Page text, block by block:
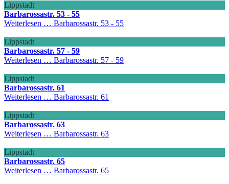
Lippstadt
Barbarossastr. 53 - 55
Weiterlesen … Barbarossastr. 53 - 55
Lippstadt
Barbarossastr. 57 - 59
Weiterlesen … Barbarossastr. 57 - 59
Lippstadt
Barbarossastr. 61
Weiterlesen … Barbarossastr. 61
Lippstadt
Barbarossastr. 63
Weiterlesen … Barbarossastr. 63
Lippstadt
Barbarossastr. 65
Weiterlesen … Barbarossastr. 65